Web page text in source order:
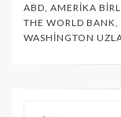
ABD, AMERIKA
THE WORLD BANK,
WASHINGTON